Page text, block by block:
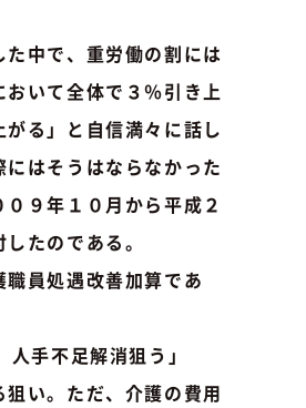
中で、重労働の割には
いて全体で３％引き上
る」と自信満々に話し
はそうはならなかった
９年１０月から平成２
たのである。
員処遇改善加算であ
手不足解消狙う」
い。ただ、介護の費用